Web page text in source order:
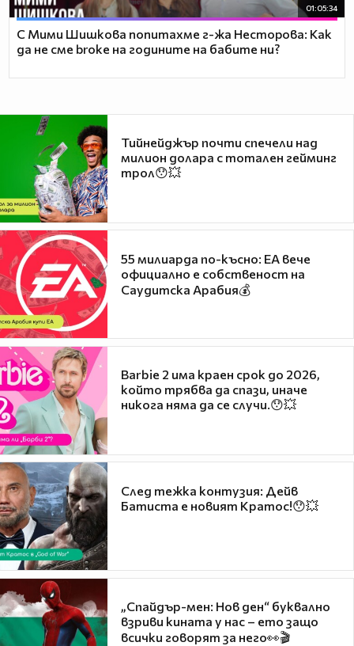
01:05:34
С Мими Шишкова попитахме г-жа Несторова: Как
да не сме broke на годините на бабите ни?
Тийнейджър почти спечели над
милион долара с тотален гейминг
трол😯💥
55 милиарда по-късно: EA вече
официално е собственост на
Саудитска Арабия💰
Barbie 2 има краен срок до 2026,
който трябва да спази, иначе
никога няма да се случи.😯💥
След тежка контузия: Дейв
Батиста е новият Кратос!😯💥
„Спайдър-мен: Нов ден“ буквално
взриви кината у нас – ето защо
всички говорят за него👀🎬